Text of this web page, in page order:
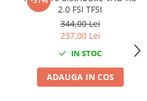
2.0 FSI TFSI
344,00 Lei
237,00 Lei
IN STOC
ADAUGA IN COS